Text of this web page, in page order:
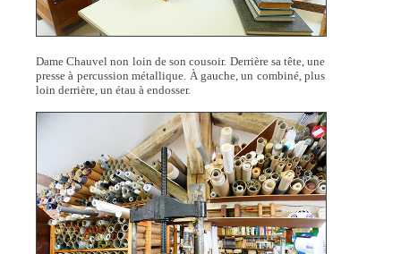
Dame Chauvel non loin de son cousoir. Derrière sa tête, une
presse à percussion métallique. À gauche, un combiné, plus
loin derrière, un étau à endosser.